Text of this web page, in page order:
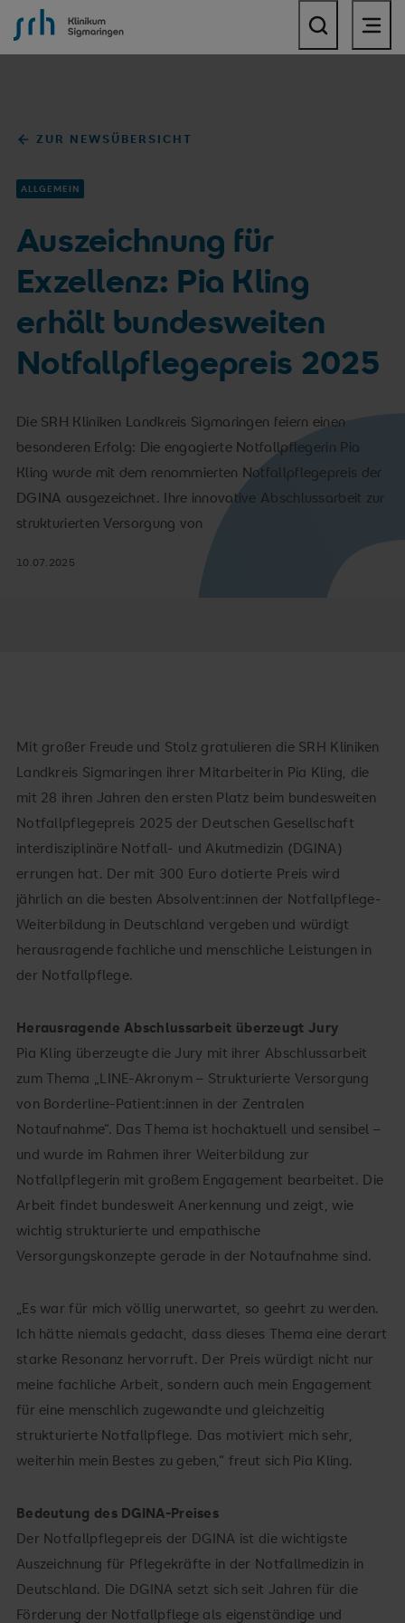
SRH Klinikum Sigmaringen
ZUR NEWSÜBERSICHT
ALLGEMEIN
Auszeichnung für
Exzellenz: Pia Kling
erhält bundesweiten
Notfallpflegepreis 2025
Die SRH Kliniken Landkreis Sigmaringen feiern einen
besonderen Erfolg: Die engagierte Notfallpflegerin Pia
Kling wurde mit dem renommierten Notfallpflegepreis der
DGINA ausgezeichnet. Ihre innovative Abschlussarbeit zur
strukturierten Versorgung von
10.07.2025
Mit großer Freude und Stolz gratulieren die SRH Kliniken
Landkreis Sigmaringen ihrer Mitarbeiterin Pia Kling, die
mit 28 ihren Jahren den ersten Platz beim bundesweiten
Notfallpflegepreis 2025 der Deutschen Gesellschaft
interdisziplinäre Notfall- und Akutmedizin (DGINA)
errungen hat. Der mit 300 Euro dotierte Preis wird
jährlich an die besten Absolvent:innen der Notfallpflege-
Weiterbildung in Deutschland vergeben und würdigt
herausragende fachliche und menschliche Leistungen in
der Notfallpflege.
Herausragende Abschlussarbeit überzeugt Jury
Pia Kling überzeugte die Jury mit ihrer Abschlussarbeit
zum Thema „LINE-Akronym – Strukturierte Versorgung
von Borderline-Patient:innen in der Zentralen
Notaufnahme“. Das Thema ist hochaktuell und sensibel –
und wurde im Rahmen ihrer Weiterbildung zur
Notfallpflegerin mit großem Engagement bearbeitet. Die
Arbeit findet bundesweit Anerkennung und zeigt, wie
wichtig strukturierte und empathische
Versorgungskonzepte gerade in der Notaufnahme sind.
„Es war für mich völlig unerwartet, so geehrt zu werden.
Ich hätte niemals gedacht, dass dieses Thema eine derart
starke Resonanz hervorruft. Der Preis würdigt nicht nur
meine fachliche Arbeit, sondern auch mein Engagement
für eine menschlich zugewandte und gleichzeitig
strukturierte Notfallpflege. Das motiviert mich sehr,
weiterhin mein Bestes zu geben,“ freut sich Pia Kling.
Bedeutung des DGINA-Preises
Der Notfallpflegepreis der DGINA ist die wichtigste
Auszeichnung für Pflegekräfte in der Notfallmedizin in
Deutschland. Die DGINA setzt sich seit Jahren für die
Förderung der Notfallpflege als eigenständige und